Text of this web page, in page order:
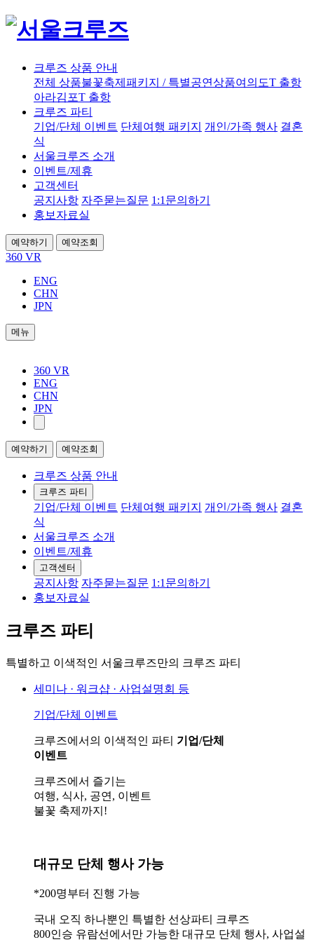
크루즈 상품 안내
전체 상품불꽃축제 패키지 / 특별공연상품여의도T 출항
아라김포T 출항
크루즈 파티
기업/단체 이벤트 단체여행 패키지 개인/가족 행사 결혼
식
서울크루즈 소개
이벤트/제휴
고객센터
공지사항 자주묻는질문 1:1문의하기
홍보자료실
예약하기 예약조회
360 VR
ENG
CHN
JPN
메뉴
360 VR
ENG
CHN
JPN
예약하기 예약조회
크루즈 상품 안내
크루즈 파티
기업/단체 이벤트 단체여행 패키지 개인/가족 행사 결혼
식
서울크루즈 소개
이벤트/제휴
고객센터
공지사항 자주묻는질문 1:1문의하기
홍보자료실
크루즈 파티
특별하고 이색적인 서울크루즈만의 크루즈 파티
세미나 · 워크샵 · 사업설명회 등
기업/단체 이벤트
크루즈에서의 이색적인 파티 기업/단체
이벤트
크루즈에서 즐기는
여행, 식사, 공연, 이벤트
불꽃 축제까지!
대규모 단체 행사 가능
*200명부터 진행 가능
국내 오직 하나뿐인 특별한 선상파티 크루즈
800인승 유람선 에서만 가능한 대규모 단체 행사, 사업설